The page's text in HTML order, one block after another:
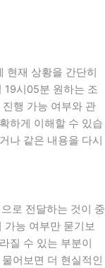
현재 상황을 간단히
시05분 원하는 조
행 가능 여부와 관
하게 이해할 수 있습
나 같은 내용을 다시
로 전달하는 것이 중
능 여부만 묻기보
질 수 있는 부분이
어보면 더 현실적인